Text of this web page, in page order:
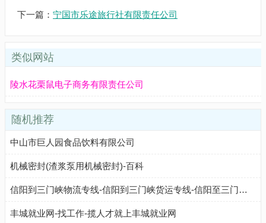
下一篇： 宁国市乐途旅行社有限责任公司
类似网站
陵水花栗鼠电子商务有限责任公司
随机推荐
中山市巨人园食品饮料有限公司
机械密封(渣浆泵用机械密封)-百科
信阳到三门峡物流专线-信阳到三门峡货运专线-信阳至三门峡物流公司-就发物流网
丰城就业网-找工作-揽人才就上丰城就业网